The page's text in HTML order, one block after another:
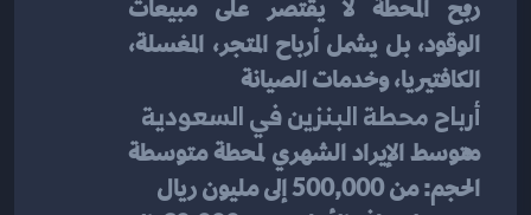
الكافتيريا، وخدمات الصيانة
أرباح محطة البنزين في السعودية
متوسط الإيراد الشهري لمحطة متوسطة
الحجم: من 500,000 إلى مليون ريال